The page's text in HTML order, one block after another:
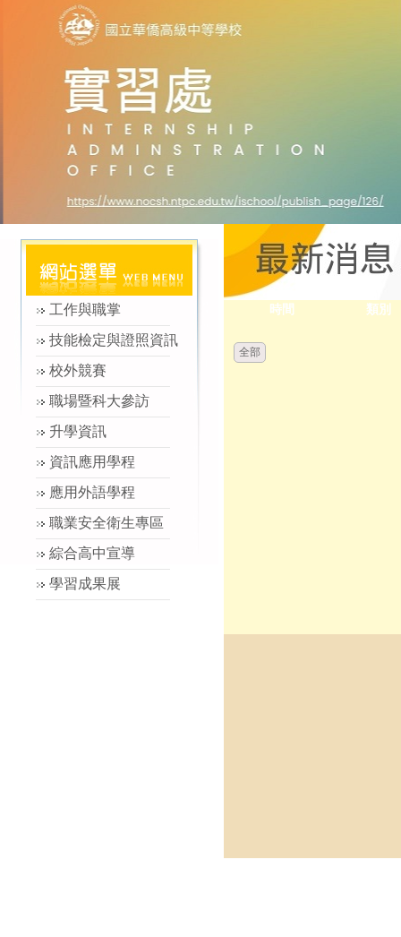
工作與職掌
技能檢定與證照資訊
校外競賽
職場暨科大參訪
升學資訊
資訊應用學程
應用外語學程
職業安全衛生專區
綜合高中宣導
學習成果展
時間 類別
全部